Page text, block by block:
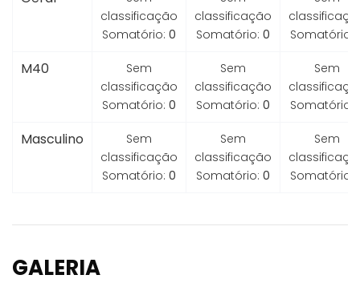
classificação
Somatório: 0
classificação
Somatório: 0
Somatório:
M40
Sem
classificação
Somatório: 0
Sem
classificação
Somatório: 0
Sem
Somatório:
Masculino
Sem
classificação
Somatório: 0
Sem
classificação
Somatório: 0
Sem
Somatório:
GALERIA